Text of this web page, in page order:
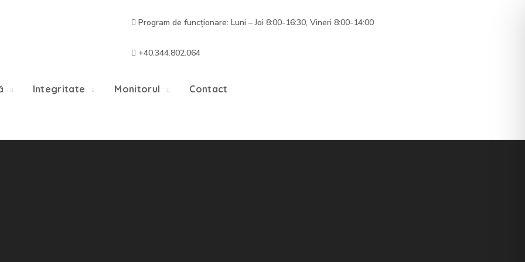
Program de funcționare: Luni – Joi 8:00-16:30, Vineri 8:00-14:00
+40.344.802.064
Integritate Monitorul Contact